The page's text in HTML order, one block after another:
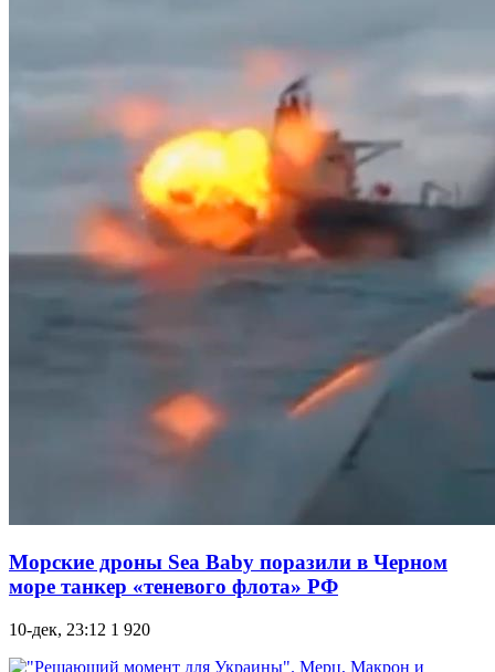
Морские дроны Sea Baby поразили в Черном
море танкер «теневого флота» РФ
10-дек, 23:12 1 920